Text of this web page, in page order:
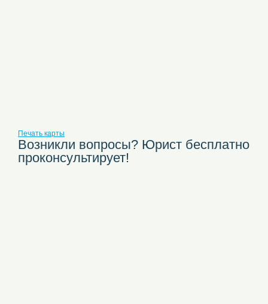
Печать карты
Возникли вопросы? Юрист бесплатно
проконсультирует!